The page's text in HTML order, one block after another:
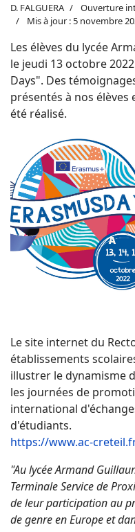
D. FALGUERA Ouverture
Mis à jour : 5 novembre
Les élèves du lycée
le jeudi 13 octobre
Days". Des
présentés à nos élèves
été réalisé.
Le site internet du
établissements
illustrer le dynamisme
les journées de
international
d'étudiants.
https://www.ac-
"Au lycée Armand
Terminale Service de
de leur participation au
de genre en Europe et